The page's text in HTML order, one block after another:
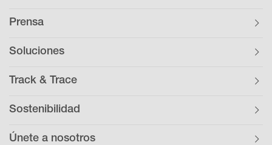
Prensa
Soluciones
Track & Trace
Sostenibilidad
Únete a nosotros